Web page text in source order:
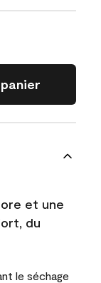
et une
du
le séchage